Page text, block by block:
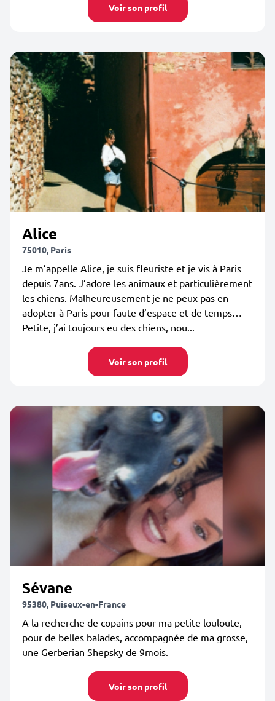
Voir son profil
Alice
75010, Paris
Je m’appelle Alice, je suis fleuriste et je vis à Paris
depuis 7ans. J’adore les animaux et particulièrement
les chiens. Malheureusement je ne peux pas en
adopter à Paris pour faute d’espace et de temps…
Petite, j’ai toujours eu des chiens, nou...
Voir son profil
Sévane
95380, Puiseux-en-France
A la recherche de copains pour ma petite louloute,
pour de belles balades, accompagnée de ma grosse,
une Gerberian Shepsky de 9mois.
Voir son profil